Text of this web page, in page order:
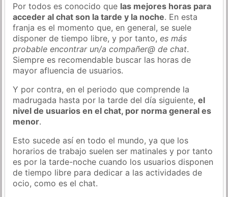
Por todos es conocido que las mejores horas para
acceder al chat son la tarde y la noche. En esta
franja es el momento que, en general, se suele
disponer de tiempo libre, y por tanto,es más
probable encontrar un/a compañer@ de chat.
Siempre es recomendable buscar las horas de
mayor afluencia de usuarios.
Y por contra, en el periodo que comprende la
madrugada hasta por la tarde del día siguiente,el
nivel de usuarios en el chat, por norma general es
menor.
Esto sucede así en todo el mundo, ya que los
horarios de trabajo suelen ser matinales y por tanto
es por la tarde-noche cuando los usuarios disponen
de tiempo libre para dedicar a las actividades de
ocio, como es el chat.